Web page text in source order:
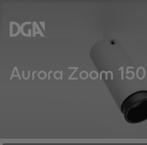
Aurora Zoom